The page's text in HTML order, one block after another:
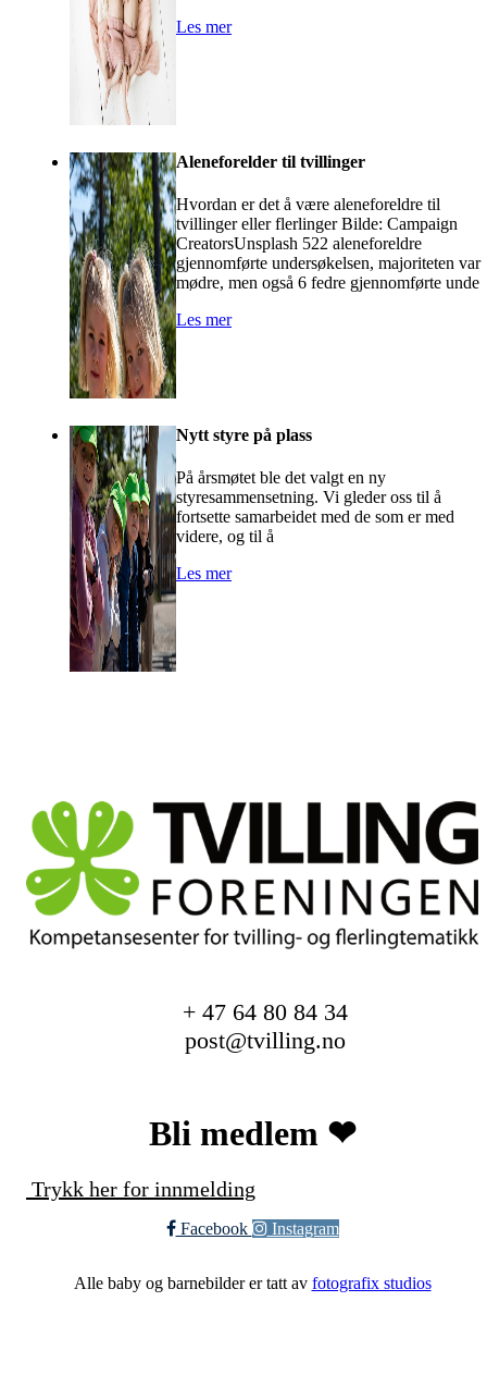
Les mer
Aleneforelder til tvillinger
Hvordan er det å være aleneforeldre til
tvillinger eller flerlinger Bilde: Campaign
CreatorsUnsplash 522 aleneforeldre
gjennomførte undersøkelsen, majoriteten var
mødre, men også 6 fedre gjennomførte unde
Les mer
Nytt styre på plass
På årsmøtet ble det valgt en ny
styresammensetning. Vi gleder oss til å
fortsette samarbeidet med de som er med
videre, og til å
Les mer
+ 47 64 80 84 34
post@tvilling.no
Bli medlem ❤︎
Trykk her for innmelding
Facebook Instagram
Alle baby og barnebilder er tatt av fotografix studios